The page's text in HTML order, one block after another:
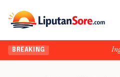
BREAKING